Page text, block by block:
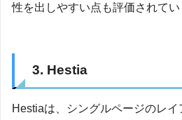
性を出しやすい点も評価されてい
3. Hestia
Hestiaは、シングルページのレ